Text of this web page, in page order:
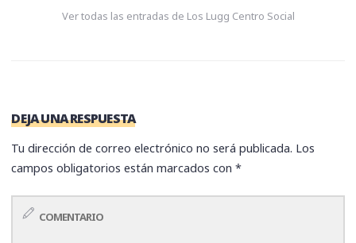
Ver todas las entradas de Los Lugg Centro Social
DEJA UNA RESPUESTA
Tu dirección de correo electrónico no será publicada. Los
campos obligatorios están marcados con*